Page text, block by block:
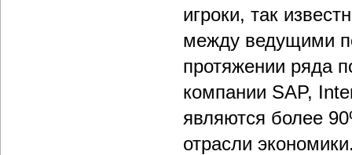
игроки, так
между ведущими
протяжении ряда
компании SAP,
являются более
отрасли